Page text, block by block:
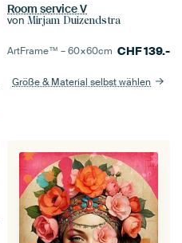
Room service V
von Mirjam Duizendstra
ArtFrame™ –60×60cm CHF139.-
Größe & Material selbst wählen